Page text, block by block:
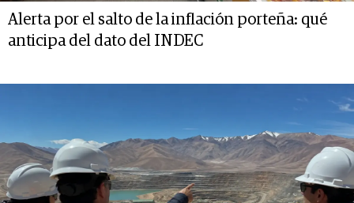
Alerta por el salto de la inflación porteña: qué
anticipa del dato del INDEC